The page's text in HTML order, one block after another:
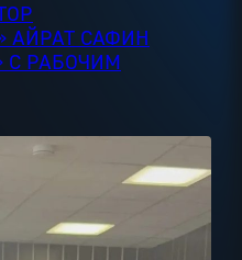
АЙРАТ САФИН
С РАБОЧИМ